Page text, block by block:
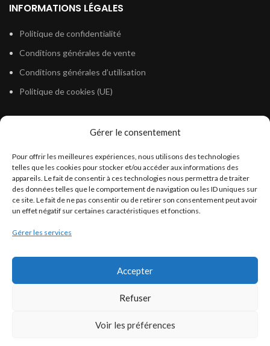
Gérer le consentement
Pour offrir les meilleures expériences, nous utilisons des technologies
telles que les cookies pour stocker et/ou accéder aux informations des
appareils. Le fait de consentir à ces technologies nous permettra de traiter
des données telles que le comportement de navigation ou les ID uniques sur
ce site. Le fait de ne pas consentir ou de retirer son consentement peut avoir
un effet négatif sur certaines caractéristiques et fonctions.
Gérer les services
Accepter
Refuser
Voir les préférences
INFORMATIONS LÉGALES
Politique de confidentialité
Conditions générales de vente
Conditions générales d’utilisation
Politique de cookies (UE)
Législation Gasoil Fioul GNR
Législation Essence
Législation Adblue
Législation Eau
Législation Lubrifiant
Législation Phytosanitaire